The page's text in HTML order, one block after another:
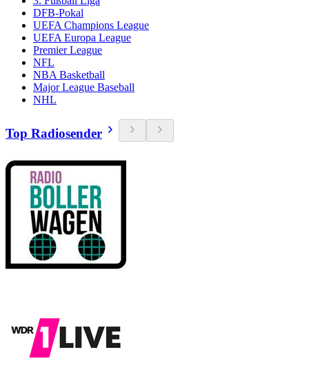
DFB-Pokal
UEFA Champions League
UEFA Europa League
Premier League
NFL
NBA Basketball
Major League Baseball
NHL
Top Radiosender